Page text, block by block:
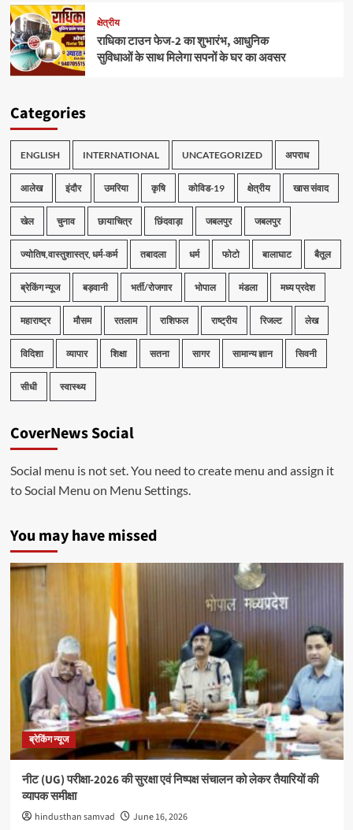
क्षेत्रीय
राधिका टाउन फेज-2 का शुभारंभ, आधुनिक
सुविधाओं के साथ मिलेगा सपनों के घर का अवसर
Categories
ENGLISH INTERNATIONAL UNCATEGORIZED अपराध
आलेख इंदौर उमरिया कृषि कोविड-19 क्षेत्रीय खास संवाद
खेल चुनाव छायाचित्र छिंदवाड़ा जबलपुर जबलपुर
ज्योतिष,वास्तुशास्त्र, धर्म-कर्म तबादला धर्म फोटो बालाघाट बैतूल
ब्रेकिंग न्यूज बड़वानी भर्ती/रोजगार भोपाल मंडला मध्य प्रदेश
महाराष्ट्र मौसम रतलाम राशिफल राष्ट्रीय रिजल्ट लेख
विदिशा व्यापार शिक्षा सतना सागर सामान्य ज्ञान सिवनी
सीधी स्वास्थ्य
CoverNews Social
Social menu is not set. You need to create menu and assign it
to Social Menu on Menu Settings.
You may have missed
ब्रेकिंग न्यूज
नीट (UG) परीक्षा-2026 की सुरक्षा एवं निष्पक्ष संचालन को लेकर तैयारियों की
व्यापक समीक्षा
hindusthan samvad June 16, 2026